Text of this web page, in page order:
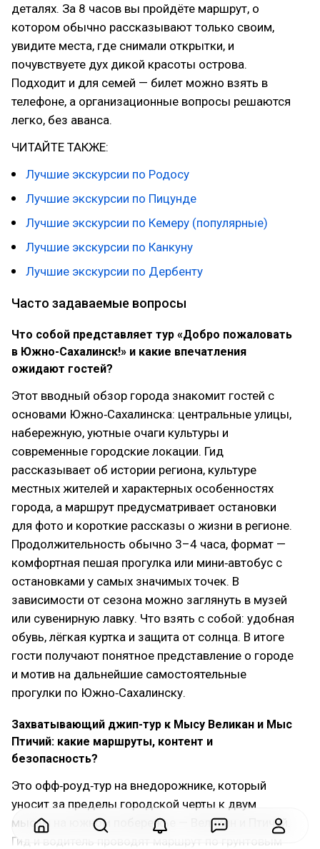
деталях. За 8 часов вы пройдёте маршрут, о
котором обычно рассказывают только своим,
увидите места, где снимали открытки, и
почувствуете дух дикой красоты острова.
Подходит и для семей — билет можно взять в
телефоне, а организационные вопросы решаются
легко, без аванса.
ЧИТАЙТЕ ТАКЖЕ:
Лучшие экскурсии по Родосу
Лучшие экскурсии по Пицунде
Лучшие экскурсии по Кемеру (популярные)
Лучшие экскурсии по Канкуну
Лучшие экскурсии по Дербенту
Часто задаваемые вопросы
Что собой представляет тур «Добро пожаловать
в Южно-Сахалинск!» и какие впечатления
ожидают гостей?
Этот вводный обзор города знакомит гостей с
основами Южно‑Сахалинска: центральные улицы,
набережную, уютные очаги культуры и
современные городские локации. Гид
рассказывает об истории региона, культуре
местных жителей и характерных особенностях
города, а маршрут предусматривает остановки
для фото и короткие рассказы о жизни в регионе.
Продолжительность обычно 3–4 часа, формат —
комфортная пешая прогулка или мини‑автобус с
остановками у самых значимых точек. В
зависимости от сезона можно заглянуть в музей
или сувенирную лавку. Что взять с собой: удобная
обувь, лёгкая куртка и защита от солнца. В итоге
гости получают понятное представление о городе
и мотив на дальнейшие самостоятельные
прогулки по Южно‑Сахалинску.
Захватывающий джип-тур к Мысу Великан и Мыс
Птичий: какие маршруты, контент и
безопасность?
Это офф‑роуд‑тур на внедорожнике, который
уносит за пределы городской черты к двум
мысам на южном побережье — Великан и Птичий.
Гид и водитель проводят маршрут по грунтовым